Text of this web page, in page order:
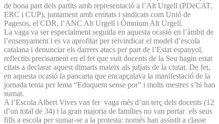
de bona part dels partits amb representació a l’Alt Urgell (PDeCAT,
ERC i CUP), juntament amb entitats i sindicats com Unió de
Pagesos, el CDR, l’ANC Alt Urgell i Òmnium Alt Urgell.
La vaga va ser especialment seguida en aquesta ocasió en l’àmbit de
l’ensenyament i es va aprofitar per reivindicar el model d’escola
catalana i denunciar els darrers atacs per part de l’Estat espanyol,
reflectits precisament en el fet que vuit docents de la Seu hagin estat
citats a declarar aquest dimarts mateix als jutjats de la ciutat. De fet,
en aquesta ocasió la pancarta que encapçalava la manifestació de la
jornada tenia per lema “Eduquem sense por” i molts mestres s’hi han
sumat.
A l’Escola Albert Vives van fer vaga més d’un terç dels docents (12
d’un total de 34) i la gran majoria de famílies no van portar els seus
fills a escola per sumar-se a la protesta: només han assistit a classe